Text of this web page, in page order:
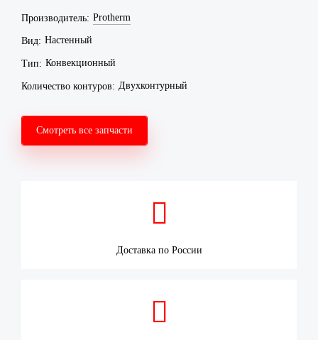
Производитель: Protherm
Вид: Настенный
Тип: Конвекционный
Количество контуров: Двухконтурный
Смотреть все запчасти

Доставка по России
